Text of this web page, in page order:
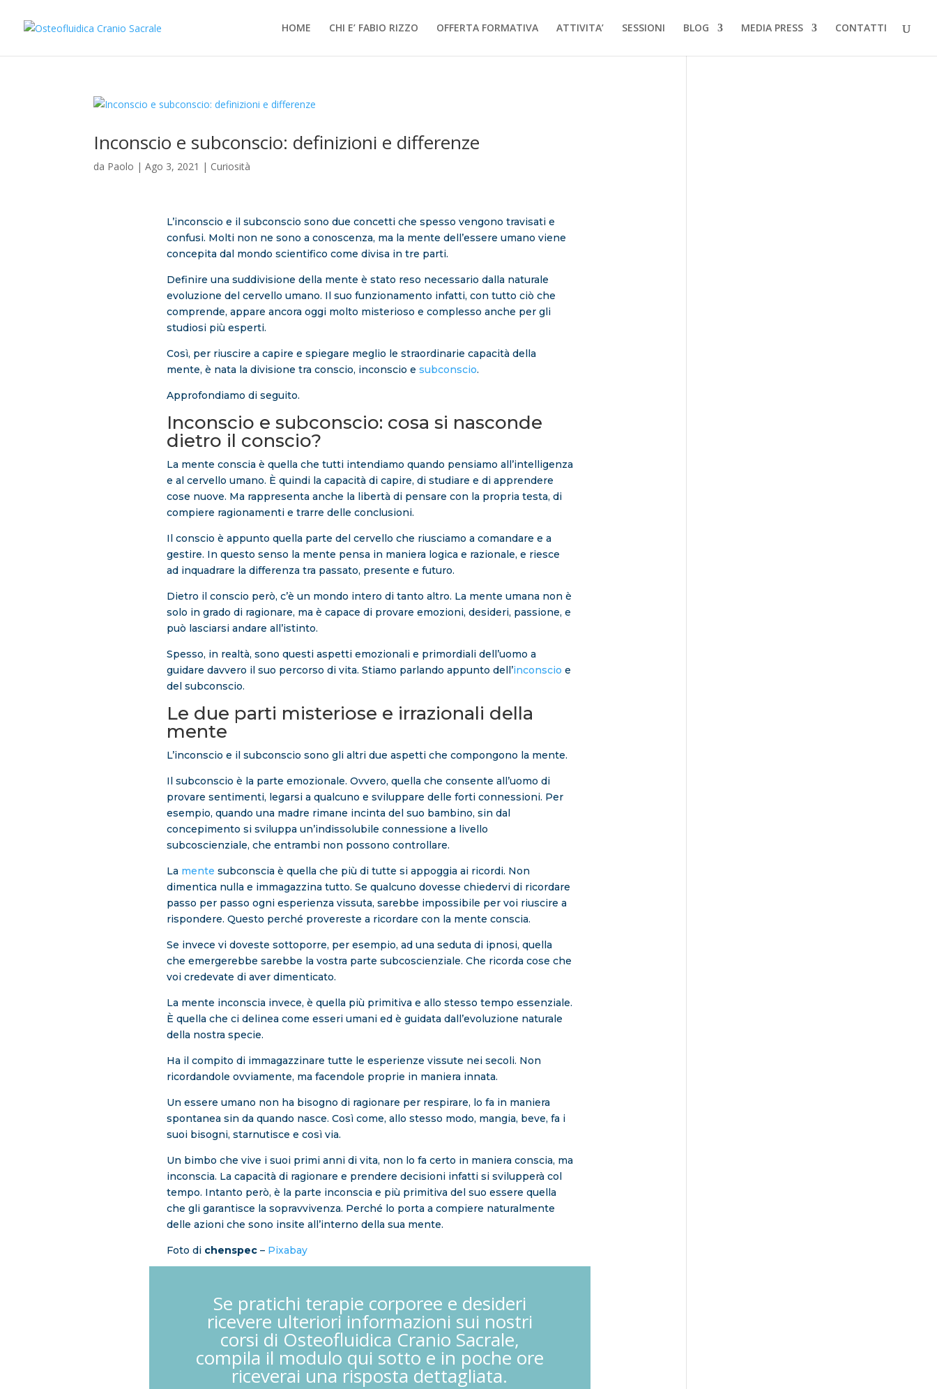
HOME CHI E’ FABIO RIZZO OFFERTA FORMATIVA ATTIVITA’ SESSIONI BLOG MEDIA PRESS CONTATTI
Inconscio e subconscio: definizioni e differenze
da Paolo |Ago 3, 2021 | Curiosità
L’inconscio e il subconscio sono due concetti che spesso vengono travisati e
confusi. Molti non ne sono a conoscenza, ma la mente dell’essere umano viene
concepita dal mondo scientifico come divisa in tre parti.
Definire una suddivisione della mente è stato reso necessario dalla naturale
evoluzione del cervello umano. Il suo funzionamento infatti, con tutto ciò che
comprende, appare ancora oggi molto misterioso e complesso anche per gli
studiosi più esperti.
Così, per riuscire a capire e spiegare meglio le straordinarie capacità della
mente, è nata la divisione tra conscio, inconscio e subconscio.
Approfondiamo di seguito.
Inconscio e subconscio: cosa si nasconde
dietro il conscio?
La mente conscia è quella che tutti intendiamo quando pensiamo all’intelligenza
e al cervello umano. È quindi la capacità di capire, di studiare e di apprendere
cose nuove. Ma rappresenta anche la libertà di pensare con la propria testa, di
compiere ragionamenti e trarre delle conclusioni.
Il conscio è appunto quella parte del cervello che riusciamo a comandare e a
gestire. In questo senso la mente pensa in maniera logica e razionale, e riesce
ad inquadrare la differenza tra passato, presente e futuro.
Dietro il conscio però, c’è un mondo intero di tanto altro. La mente umana non è
solo in grado di ragionare, ma è capace di provare emozioni, desideri, passione, e
può lasciarsi andare all’istinto.
Spesso, in realtà, sono questi aspetti emozionali e primordiali dell’uomo a
guidare davvero il suo percorso di vita. Stiamo parlando appunto dell’inconscio e
del subconscio.
Le due parti misteriose e irrazionali della
mente
L’inconscio e il subconscio sono gli altri due aspetti che compongono la mente.
Il subconscio è la parte emozionale. Ovvero, quella che consente all’uomo di
provare sentimenti, legarsi a qualcuno e sviluppare delle forti connessioni. Per
esempio, quando una madre rimane incinta del suo bambino, sin dal
concepimento si sviluppa un’indissolubile connessione a livello
subcoscienziale, che entrambi non possono controllare.
La mente subconscia è quella che più di tutte si appoggia ai ricordi. Non
dimentica nulla e immagazzina tutto. Se qualcuno dovesse chiedervi di ricordare
passo per passo ogni esperienza vissuta, sarebbe impossibile per voi riuscire a
rispondere. Questo perché provereste a ricordare con la mente conscia.
Se invece vi doveste sottoporre, per esempio, ad una seduta di ipnosi, quella
che emergerebbe sarebbe la vostra parte subcoscienziale. Che ricorda cose che
voi credevate di aver dimenticato.
La mente inconscia invece, è quella più primitiva e allo stesso tempo essenziale.
È quella che ci delinea come esseri umani ed è guidata dall’evoluzione naturale
della nostra specie.
Ha il compito di immagazzinare tutte le esperienze vissute nei secoli. Non
ricordandole ovviamente, ma facendole proprie in maniera innata.
Un essere umano non ha bisogno di ragionare per respirare, lo fa in maniera
spontanea sin da quando nasce. Così come, allo stesso modo, mangia, beve, fa i
suoi bisogni, starnutisce e così via.
Un bimbo che vive i suoi primi anni di vita, non lo fa certo in maniera conscia, ma
inconscia. La capacità di ragionare e prendere decisioni infatti si svilupperà col
tempo. Intanto però, è la parte inconscia e più primitiva del suo essere quella
che gli garantisce la sopravvivenza. Perché lo porta a compiere naturalmente
delle azioni che sono insite all’interno della sua mente.
Foto di chenspec– Pixabay
Se pratichi terapie corporee e desideri
ricevere ulteriori informazioni sui nostri
corsi di Osteofluidica Cranio Sacrale,
compila il modulo qui sotto e in poche ore
riceverai una risposta dettagliata.